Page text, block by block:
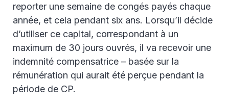
reporter une semaine de congés payés chaque
année, et cela pendant six ans. Lorsqu’il décide
d’utiliser ce capital, correspondant à un
maximum de 30 jours ouvrés, il va recevoir une
indemnité compensatrice – basée sur la
rémunération qui aurait été perçue pendant la
période de CP.